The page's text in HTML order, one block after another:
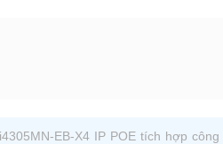
EB-X4 IP POE tích hợp công